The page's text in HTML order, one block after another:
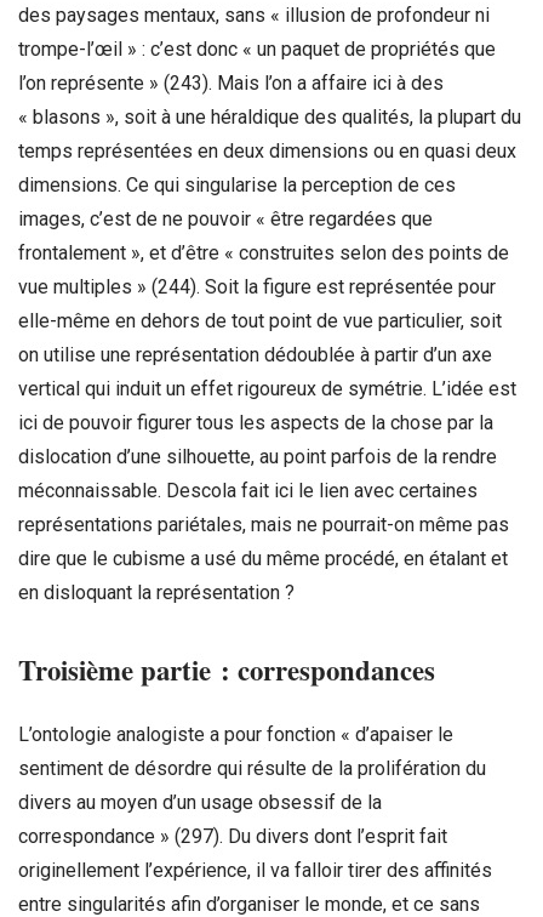
des paysages mentaux, sans « illusion de profondeur ni
trompe-l’œil » : c’est donc « un paquet de propriétés que
l’on représente » (243). Mais l’on a affaire ici à des
« blasons », soit à une héraldique des qualités, la plupart du
temps représentées en deux dimensions ou en quasi deux
dimensions. Ce qui singularise la perception de ces
images, c’est de ne pouvoir « être regardées que
frontalement », et d’être « construites selon des points de
vue multiples » (244). Soit la figure est représentée pour
elle-même en dehors de tout point de vue particulier, soit
on utilise une représentation dédoublée à partir d’un axe
vertical qui induit un effet rigoureux de symétrie. L’idée est
ici de pouvoir figurer tous les aspects de la chose par la
dislocation d’une silhouette, au point parfois de la rendre
méconnaissable. Descola fait ici le lien avec certaines
représentations pariétales, mais ne pourrait-on même pas
dire que le cubisme a usé du même procédé, en étalant et
en disloquant la représentation ?
Troisième partie : correspondances
L’ontologie analogiste a pour fonction « d’apaiser le
sentiment de désordre qui résulte de la prolifération du
divers au moyen d’un usage obsessif de la
correspondance » (297). Du divers dont l’esprit fait
originellement l’expérience, il va falloir tirer des affinités
entre singularités afin d’organiser le monde, et ce sans